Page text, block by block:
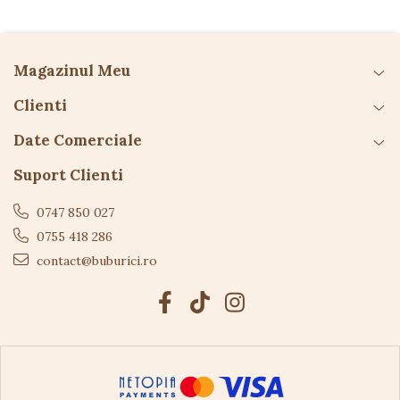
înghițire
A se folosi sub supravegherea unui adult
Bateriile nu sunt incluse — instalarea trebuie
făcută de un adult
Magazinul Meu
Clienti
Date Comerciale
Suport Clienti
0747 850 027
0755 418 286
contact@buburici.ro